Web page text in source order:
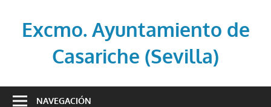
contenidoExcmo. Ayuntamiento de
Casariche (Sevilla)
oficialNAVEGACIÓN